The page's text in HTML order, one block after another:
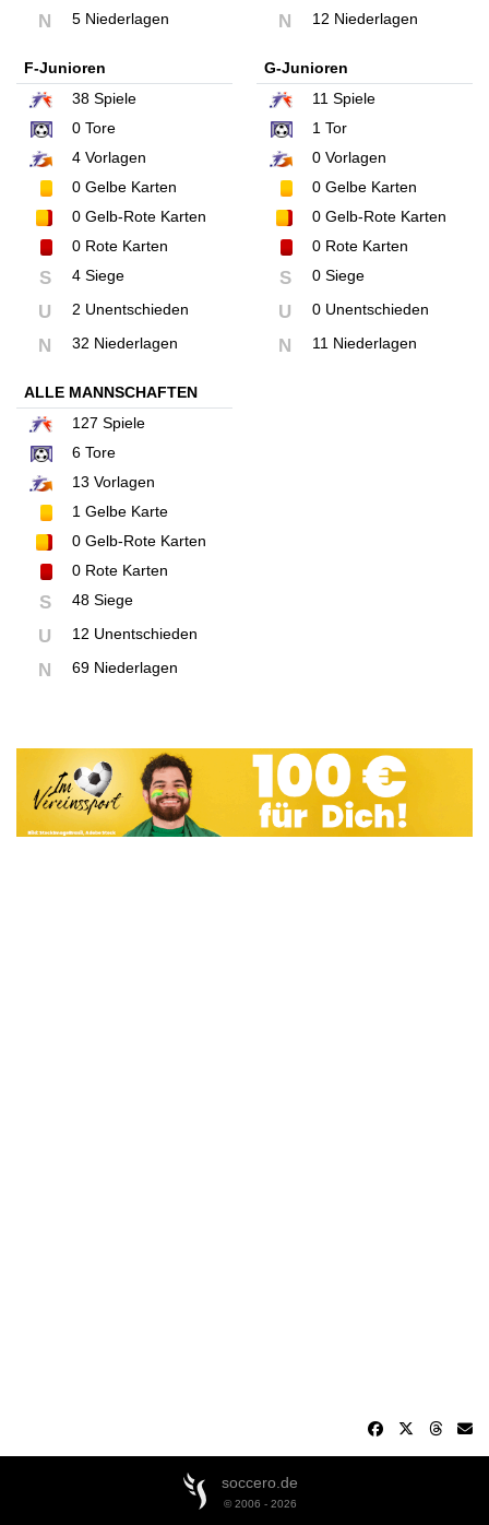
N 5 Niederlagen N 12 Niederlagen
F-Junioren
38 Spiele
0 Tore
4 Vorlagen
0 Gelbe Karten
0 Gelb-Rote Karten
0 Rote Karten
S 4 Siege
U 2 Unentschieden
N 32 Niederlagen
G-Junioren
11Spiele
1Tor
0Vorlagen
0Gelbe Karten
0Gelb-Rote Karten
0Rote Karten
S 0 Siege
U 0 Unentschieden
N 11 Niederlagen
ALLE MANNSCHAFTEN
127 Spiele
6 Tore
13 Vorlagen
1 Gelbe Karte
0 Gelb-Rote Karten
0 Rote Karten
S 48 Siege
U 12 Unentschieden
N 69 Niederlagen
soccero.de
© 2006 - 2026